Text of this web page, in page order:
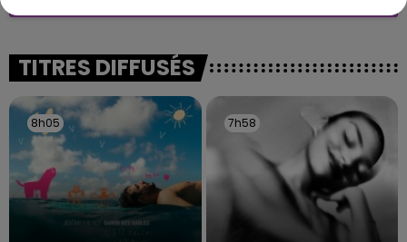
Une fête est donc organisée et vous êtes tous
conviés !
TITRES DIFFUSÉS
8h05
8h05 7h58
7h58